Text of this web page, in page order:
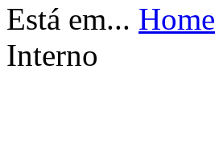
Está em... Home
Interno